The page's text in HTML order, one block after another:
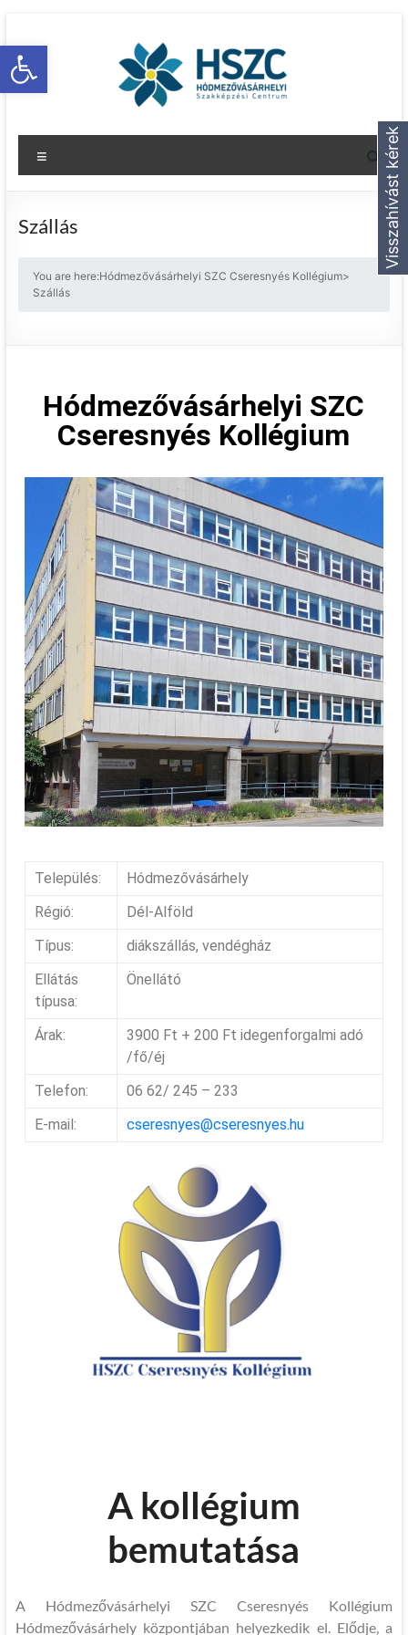
Eszköztár megnyitása
Szállás
You are here:Hódmezővásárhelyi SZC Cseresnyés Kollégium>
Szállás
Hódmezővásárhelyi SZC
Cseresnyés Kollégium
Település:
Hódmezővásárhely
Régió:
Dél-Alföld
Típus:
diákszállás, vendégház
Ellátás
típusa:
Önellátó
Árak:
3900 Ft + 200 Ft idegenforgalmi adó
/fő/éj
Telefon:
06 62/ 245 – 233
E-mail:
cseresnyes@cseresnyes.hu
A kollégium
bemutatása
A Hódmezővásárhelyi SZC Cseresnyés Kollégium
Hódmezővásárhely központjában helyezkedik el. Elődje, a
Visszahívást kérek